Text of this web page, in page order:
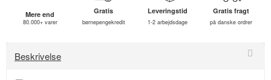
Mere end
80.000+ varer
Gratis
børnepengekredit
Leveringstid
1-2 arbejdsdage
Gratis fragt
på danske ordrer
Beskrivelse